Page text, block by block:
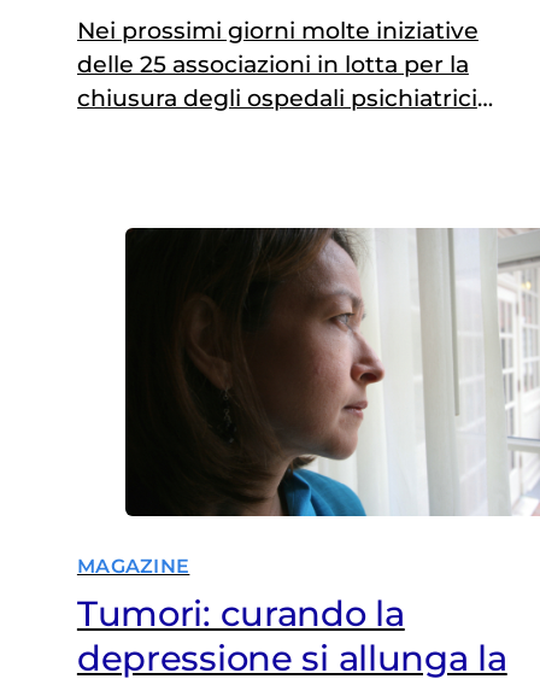
Nei prossimi giorni molte iniziative
delle 25 associazioni in lotta per la
chiusura degli ospedali psichiatrici
indifesi”. Convegni, libri, festival da
Trieste a Potenza
MAGAZINE
Tumori: curando la
depressione si allunga la